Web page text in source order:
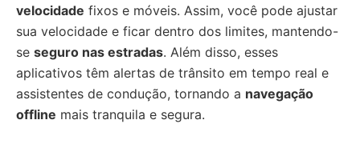
velocidade fixos e móveis. Assim, você pode ajustar
sua velocidade e ficar dentro dos limites, mantendo-
se seguro nas estradas. Além disso, esses
aplicativos têm alertas de trânsito em tempo real e
assistentes de condução, tornando a navegação
offline mais tranquila e segura.